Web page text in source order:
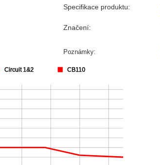
Specifikace produktu:
Značení:
Poznámky: